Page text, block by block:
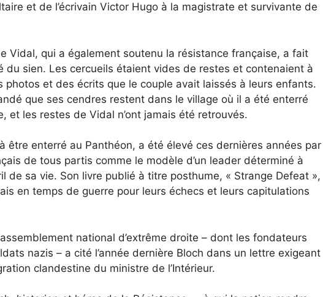
et de l’écrivain Victor Hugo à la magistrate et survivante de
Vidal, qui a également soutenu la résistance française, a fait
du sien. Les cercueils étaient vides de restes et contenaient à
photos et des écrits que le couple avait laissés à leurs enfants.
que ses cendres restent dans le village où il a été enterré
et les restes de Vidal n’ont jamais été retrouvés.
être enterré au Panthéon, a été élevé ces dernières années par
de tous partis comme le modèle d’un leader déterminé à
de sa vie. Son livre publié à titre posthume, « Strange Defeat »,
en temps de guerre pour leurs échecs et leurs capitulations
national d’extrême droite – dont les fondateurs
nazis – a cité l’année dernière Bloch dans un lettre exigeant
clandestine du ministre de l’Intérieur.